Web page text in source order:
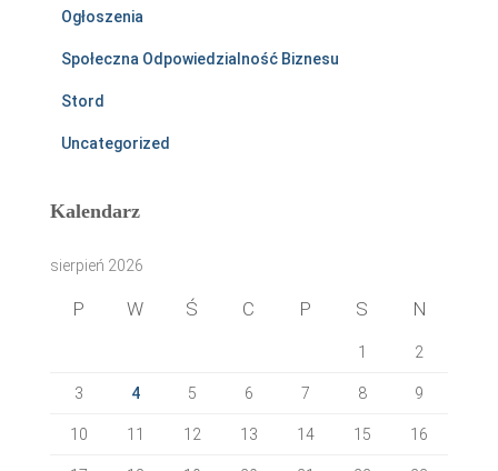
Ogłoszenia
Społeczna Odpowiedzialność Biznesu
Stord
Uncategorized
Kalendarz
sierpień 2026
P W Ś C P S N
1 2
3 4 5 6 7 8 9
10 11 12 13 14 15 16